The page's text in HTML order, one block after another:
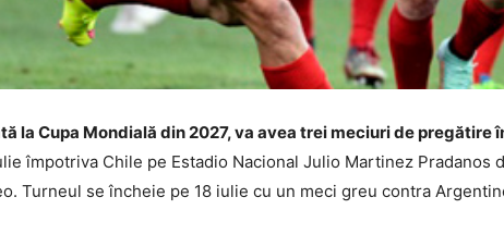
la Cupa Mondială din 2027, va avea trei meciuri de pregătire
împotriva Chile pe Estadio Nacional Julio Martinez Pradanos
Turneul se încheie pe 18 iulie cu un meci greu contra